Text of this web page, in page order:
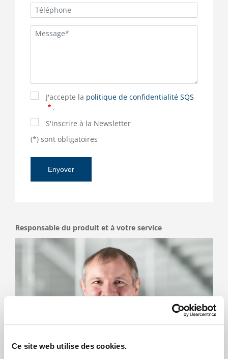
Ce site web utilise des cookies.
J'accepte la politique de confidentialité SQS
.
S'inscrire à la Newsletter
(*) sont obligatoires
Responsable du produit et à votre service